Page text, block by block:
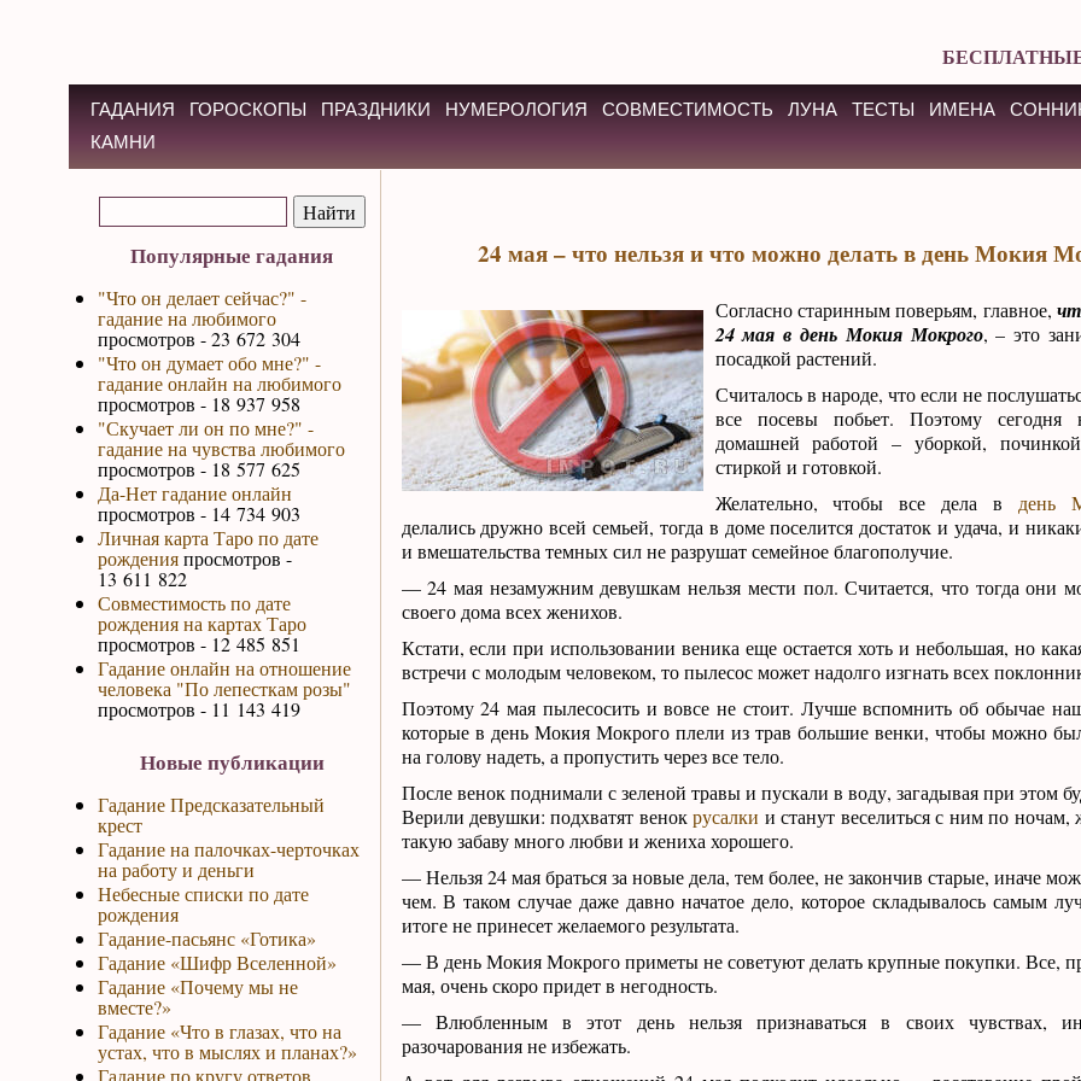
ГАДАНИЯ ГОРОСКОПЫ ПРАЗДНИКИ НУМЕРОЛОГИЯ СОВМЕСТИМОСТЬ ЛУНА ТЕСТЫ ИМЕНА
КАМНИ
Популярные гадания
"Что он делает сейчас?" -
гадание на любимого
просмотров - 23 672 304
"Что он думает обо мне?" -
гадание онлайн на любимого
просмотров - 18 937 958
"Скучает ли он по мне?" -
гадание на чувства любимого
просмотров - 18 577 625
Да-Нет гадание онлайн
просмотров - 14 734 903
Личная карта Таро по дате
рожденияпросмотров -
13 611 822
Совместимость по дате
рождения на картах Таро
просмотров - 12 485 851
Гадание онлайн на отношение
человека "По лепесткам розы"
просмотров - 11 143 419
Новые публикации
Гадание Предсказательный
крест
Гадание на палочках-черточках
на работу и деньги
Небесные списки по дате
рождения
Гадание-пасьянс «Готика»
Гадание «Шифр Вселенной»
Гадание «Почему мы не
вместе?»
Гадание «Что в глазах, что на
устах, что в мыслях и планах?»
Гадание по кругу ответов
24 мая – что нельзя и что можно делать в день Мокия
Согласно старинным поверьям, главное,
24 мая в день Мокия Мокрого, – это
посадкой растений.
Считалось в народе, что если не
все посевы побьет. Поэтому сегодня
домашней работой – уборкой,
стиркой и готовкой.
Желательно, чтобы все дела в день
делались дружно всей семьей, тогда в доме поселится достаток и удача, и
и вмешательства темных сил не разрушат семейное благополучие.
— 24 мая незамужним девушкам нельзя мести пол. Считается, что тогда они
своего дома всех женихов.
Кстати, если при использовании веника еще остается хоть и небольшая, но
встречи с молодым человеком, то пылесос может надолго изгнать всех
Поэтому 24 мая пылесосить и вовсе не стоит. Лучше вспомнить об обычае
которые в день Мокия Мокрого плели из трав большие венки, чтобы можно
на голову надеть, а пропустить через все тело.
После венок поднимали с зеленой травы и пускали в воду, загадывая при этом
Верили девушки: подхватят венокрусалки и станут веселиться с ним по ночам,
такую забаву много любви и жениха хорошего.
— Нельзя 24 мая браться за новые дела, тем более, не закончив старые, иначе
чем. В таком случае даже давно начатое дело, которое складывалось самым
итоге не принесет желаемого результата.
— В день Мокия Мокрого приметы не советуют делать крупные покупки. Все,
мая, очень скоро придет в негодность.
— Влюбленным в этот день нельзя признаваться в своих чувствах,
разочарования не избежать.